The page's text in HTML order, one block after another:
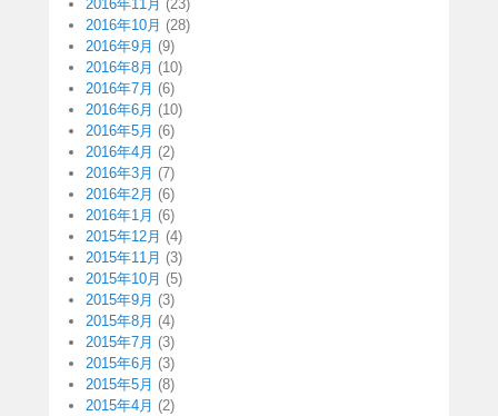
2016年11月 (23)
2016年10月 (28)
2016年9月 (9)
2016年8月 (10)
2016年7月 (6)
2016年6月 (10)
2016年5月 (6)
2016年4月 (2)
2016年3月 (7)
2016年2月 (6)
2016年1月 (6)
2015年12月 (4)
2015年11月 (3)
2015年10月 (5)
2015年9月 (3)
2015年8月 (4)
2015年7月 (3)
2015年6月 (3)
2015年5月 (8)
2015年4月 (2)